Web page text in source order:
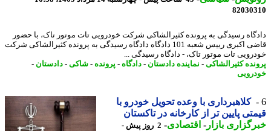
رسیدگی به پرونده کثیرالشاکی شرکت خودرویی تات موتور تاک، با حضور
قاضی اکبری رییس شعبه 101 دادگاه دادگاه رسیدگی به پرونده کثیرالشاکی شرکت
تات موتور تاک، - دادگاه رسیدگی ...
کثیرالشاکی-نماینده دادستان-دادگاه -پرونده -شاکی-دادستان-
کلاهبرداری با وعده تحویل خودرو با
پایین تر از کارخانه در تاکستان
بازار- اقتصادی- 2 روز پیش -